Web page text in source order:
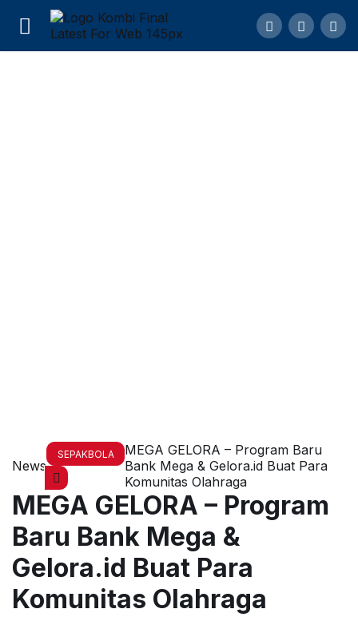
News
SEPAKBOLA
MEGA GELORA – Program Baru
Bank Mega & Gelora.id Buat Para
Komunitas Olahraga
MEGA GELORA – Program
Baru Bank Mega &
Gelora.id Buat Para
Komunitas Olahraga